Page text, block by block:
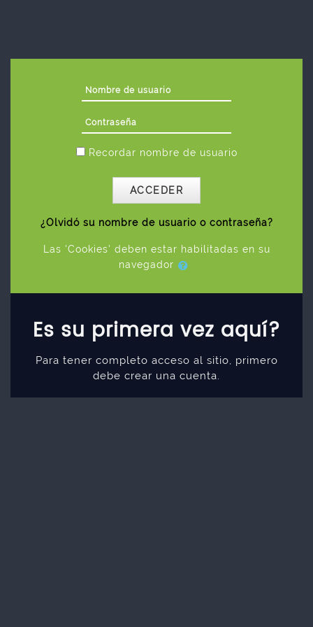
Nombre de usuario
Recordar nombre de usuario
ACCEDER
¿Olvidó su nombre de usuario o contraseña?
Las 'Cookies' deben estar habilitadas en su
navegador
Es su primera vez aquí?
Para tener completo acceso al sitio, primero
debe crear una cuenta.